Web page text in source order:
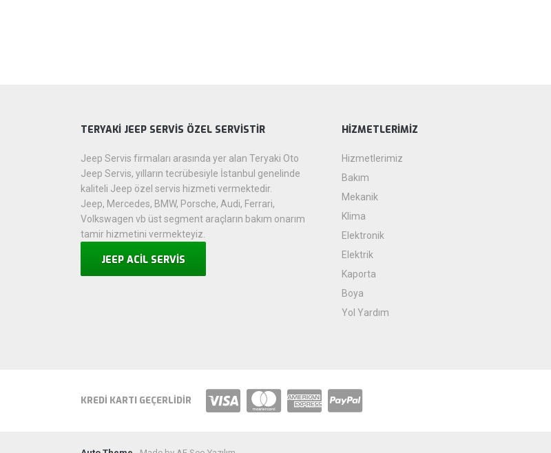
TERYAKİ JEEP SERVİS ÖZEL SERVİSTİR
Jeep Servis firmaları arasında yer alan Teryaki Oto
Jeep Servis, yılların tecrübesiyle İstanbul genelinde
kaliteli Jeep özel servis hizmeti vermektedir.
Jeep, Mercedes, BMW, Porsche, Audi, Ferrari,
Volkswagen vb üst segment araçların bakım onarım
tamir hizmetini vermekteyiz.
JEEP ACİL SERVİS
HIZMETLERIMIZ
Hizmetlerimiz
Bakım
Mekanik
Klima
Elektronik
Elektrik
Kaporta
Boya
Yol Yardım
KREDI KARTI GEÇERLIDIR